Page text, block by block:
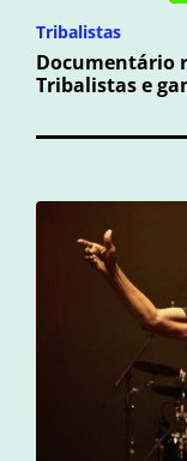
Tribalistas
Documentário
Tribalistas e